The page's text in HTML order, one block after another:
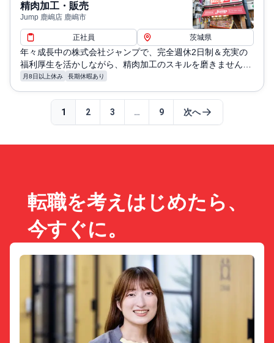
精肉加工・販売
Jump 鹿嶋店 鹿嶋市
正社員 茨城県
年々成長中の株式会社ジャンプで、完全週休2日制＆充実の
福利厚生を活かしながら、精肉加工のスキルを磨きません
か？安定した職場環境で、長く働き続けられるチャンスがあ
月8日以上休み 長期休暇あり
1 2 3 … 9 次へ
転職を考えはじめたら、
今すぐに。